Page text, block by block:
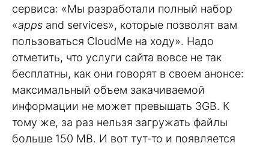
сервиса: «Мы разработали полный набор
«apps and services», которые позволят вам
пользоваться CloudMe на ходу». Надо
отметить, что услуги сайта вовсе не так
бесплатны, как они говорят в своем анонсе:
максимальный объем закачиваемой
информации не может превышать 3GB. К
тому же, за раз нельзя загружать файлы
больше 150 MB. И вот тут-то и появляется